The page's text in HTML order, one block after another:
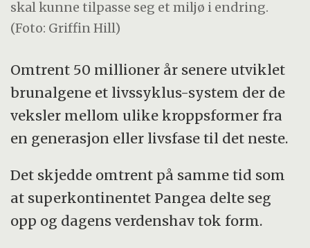
skal kunne tilpasse seg et miljø i endring.
(Foto: Griffin Hill)
Omtrent 50 millioner år senere utviklet
brunalgene et livssyklus-system der de
veksler mellom ulike kroppsformer fra
en generasjon eller livsfase til det neste.
Det skjedde omtrent på samme tid som
at superkontinentet Pangea delte seg
opp og dagens verdenshav tok form.